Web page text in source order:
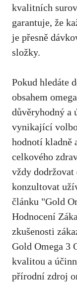
kvalitních
garantuje, že
je přesně
složky.
Pokud hledáte
obsahem
důvěryhodný a
vynikající
hodnotí kladně
celkového
vždy dodržovat
konzultovat
článku "Gold
Hodnocení
zkušenosti
Gold Omega 3
kvalitou a
přírodní zdroj